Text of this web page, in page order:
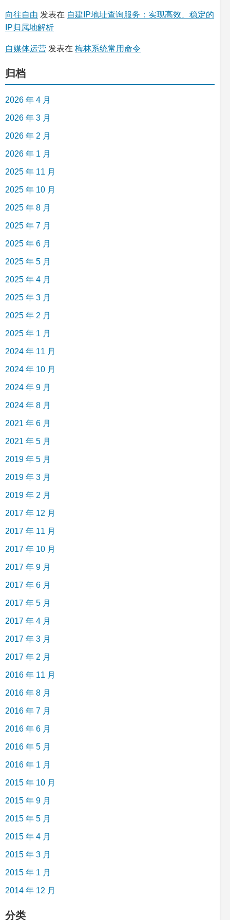
向往自由 发表在 自建IP地址查询服务：实现高效、稳定的
IP归属地解析
自媒体运营 发表在 梅林系统常用命令
归档
2026 年 4 月
2026 年 3 月
2026 年 2 月
2026 年 1 月
2025 年 11 月
2025 年 10 月
2025 年 8 月
2025 年 7 月
2025 年 6 月
2025 年 5 月
2025 年 4 月
2025 年 3 月
2025 年 2 月
2025 年 1 月
2024 年 11 月
2024 年 10 月
2024 年 9 月
2024 年 8 月
2021 年 6 月
2021 年 5 月
2019 年 5 月
2019 年 3 月
2019 年 2 月
2017 年 12 月
2017 年 11 月
2017 年 10 月
2017 年 9 月
2017 年 6 月
2017 年 5 月
2017 年 4 月
2017 年 3 月
2017 年 2 月
2016 年 11 月
2016 年 8 月
2016 年 7 月
2016 年 6 月
2016 年 5 月
2016 年 1 月
2015 年 10 月
2015 年 9 月
2015 年 5 月
2015 年 4 月
2015 年 3 月
2015 年 1 月
2014 年 12 月
分类